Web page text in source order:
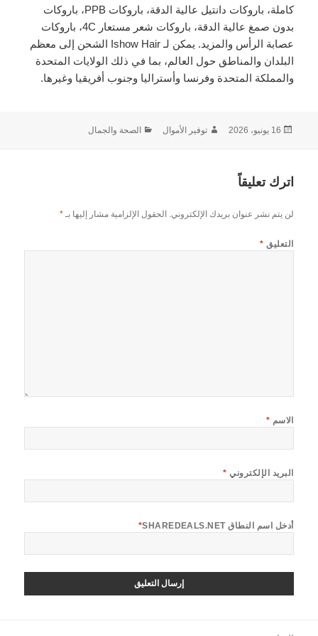
كاملة، باروكات دانتيل عالية الدقة، باروكات PPB، باروكات
بدون صمغ عالية الدقة، باروكات شعر مستعار 4C، باروكات
عصابة الرأس والمزيد. يمكن لـ Ishow Hair الشحن إلى معظم
البلدان والمناطق حول العالم، بما في ذلك الولايات المتحدة
والمملكة المتحدة وفرنسا وأستراليا وجنوب أفريقيا وغيرها.
نُشرت
16 يونيو، 2026 الكاتب
توفير الأموال التصنيفات
الصحة والجمال
اترك تعليقاً
لن يتم نشر عنوان بريدك الإلكتروني. الحقول الإلزامية مشار إليها بـ*
التعليق *
الاسم *
البريد الإلكتروني *
أدخل اسم النطاق SHAREDEALS.NET *